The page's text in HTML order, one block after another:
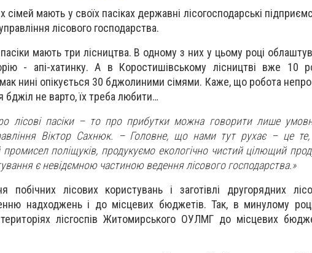
мають у своїх пасіках державні лісогосподарські
лісового господарства.
мають три лісництва. В одному з них у цьому році
- апі-хатинку. А в Коростишівському лісництві вже 10
нині опікується 30 бджолиними сімями. Каже, що робота
не варто, їх треба любити…
лісові пасіки – то про прибутки можна говорити лише
Віктор Сахнюк. – Головне, що нами тут рухає – це
поліщуків, продукуємо екологічно чистий цілющий
є невідємною частиною ведення лісового господарства.»
лісових користувань і заготівлі другорядних
надходжень і до місцевих бюджетів. Так, в минулому
лісгоспів Житомирського ОУЛМГ до місцевих